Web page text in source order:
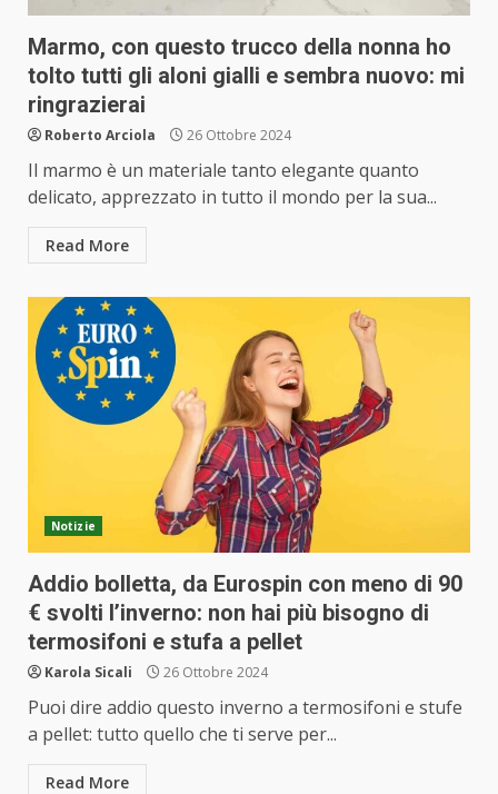
Marmo, con questo trucco della nonna ho
tolto tutti gli aloni gialli e sembra nuovo: mi
ringrazierai
Roberto Arciola 26 Ottobre 2024
Il marmo è un materiale tanto elegante quanto
delicato, apprezzato in tutto il mondo per la sua...
Read More
Notizie
Addio bolletta, da Eurospin con meno di 90
€ svolti l’inverno: non hai più bisogno di
termosifoni e stufa a pellet
Karola Sicali 26 Ottobre 2024
Puoi dire addio questo inverno a termosifoni e stufe
a pellet: tutto quello che ti serve per...
Read More